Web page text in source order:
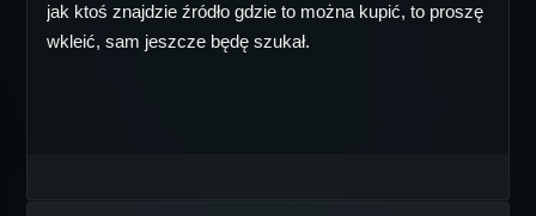
jak ktoś znajdzie źródło gdzie to można kupić, to proszę
wkleić, sam jeszcze będę szukał.